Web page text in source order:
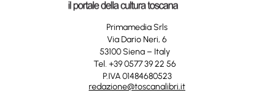
Primamedia Srls
Via Dario Neri, 6
53100 Siena – Italy
Tel. +39 0577 39 22 56
P.IVA 01484680523
redazione@toscanalibri.it